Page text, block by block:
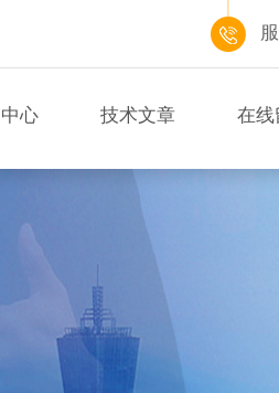
心 技术文章 在线